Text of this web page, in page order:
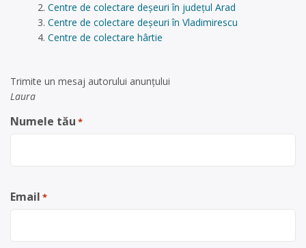
Centre de colectare deșeuri în județul Arad
Centre de colectare deșeuri în Vladimirescu
Centre de colectare hârtie
Trimite un mesaj autorului anunţului
Laura
Numele tău *
Email *